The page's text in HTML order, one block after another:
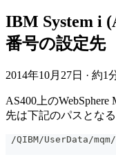
IBM System i
番号の設定先
2014年10月27日 · 約1
AS400上の
先は下記のパスとなる
/QIBM/UserData/